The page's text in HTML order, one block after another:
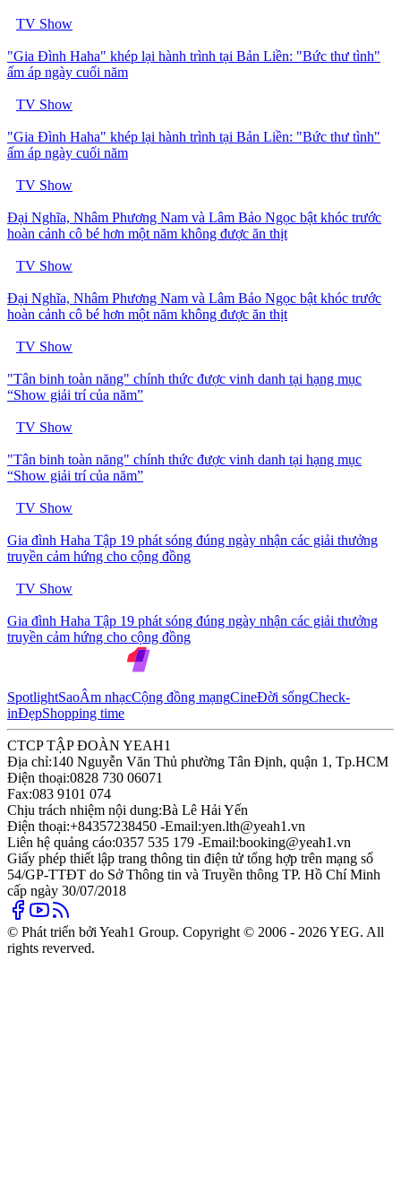
TV Show
"Gia Đình Haha" khép lại hành trình tại Bản Liền: "Bức thư tình"
ấm áp ngày cuối năm
TV Show
"Gia Đình Haha" khép lại hành trình tại Bản Liền: "Bức thư tình"
ấm áp ngày cuối năm
TV Show
Đại Nghĩa, Nhâm Phương Nam và Lâm Bảo Ngọc bật khóc trước
hoàn cảnh cô bé hơn một năm không được ăn thịt
TV Show
Đại Nghĩa, Nhâm Phương Nam và Lâm Bảo Ngọc bật khóc trước
hoàn cảnh cô bé hơn một năm không được ăn thịt
TV Show
"Tân binh toàn năng" chính thức được vinh danh tại hạng mục
“Show giải trí của năm”
TV Show
"Tân binh toàn năng" chính thức được vinh danh tại hạng mục
“Show giải trí của năm”
TV Show
Gia đình Haha Tập 19 phát sóng đúng ngày nhận các giải thưởng
truyền cảm hứng cho cộng đồng
TV Show
Gia đình Haha Tập 19 phát sóng đúng ngày nhận các giải thưởng
truyền cảm hứng cho cộng đồng
SpotlightSaoÂm nhạcCộng đồng mạngCineĐời sốngCheck-
inĐẹpShopping time
CTCP TẬP ĐOÀN YEAH1
Địa chỉ:140 Nguyễn Văn Thủ phường Tân Định, quận 1, Tp.HCM
Điện thoại:0828 730 06071
Fax:083 9101 074
Chịu trách nhiệm nội dung:Bà Lê Hải Yến
Điện thoại:+84357238450 -Email:yen.lth@yeah1.vn
Liên hệ quảng cáo:0357 535 179 -Email:booking@yeah1.vn
Giấy phép thiết lập trang thông tin điện tử tổng hợp trên mạng số
54/GP-TTĐT do Sở Thông tin và Truyền thông TP. Hồ Chí Minh
cấp ngày 30/07/2018
© Phát triển bởi Yeah1 Group. Copyright © 2006 - 2026 YEG. All
rights reverved.